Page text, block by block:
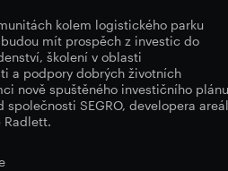
kolem logistického parku
budou mít prospěch z investic do
školení v oblasti
a podpory dobrých životních
nově spuštěného investičního plánu
společnosti SEGRO, developera
Radlett.